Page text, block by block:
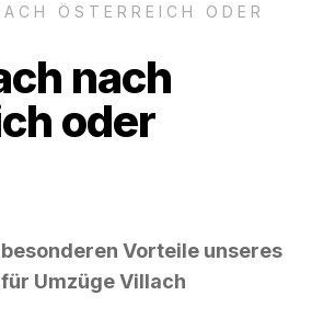
ÖSTERREICH ODER
nach
oder
Vorteile unseres
Umzüge Villach